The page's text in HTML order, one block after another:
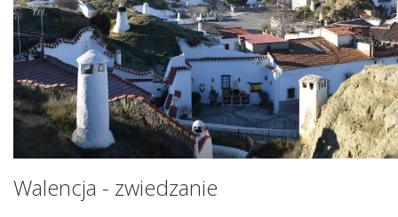
Walencja - zwiedzanie